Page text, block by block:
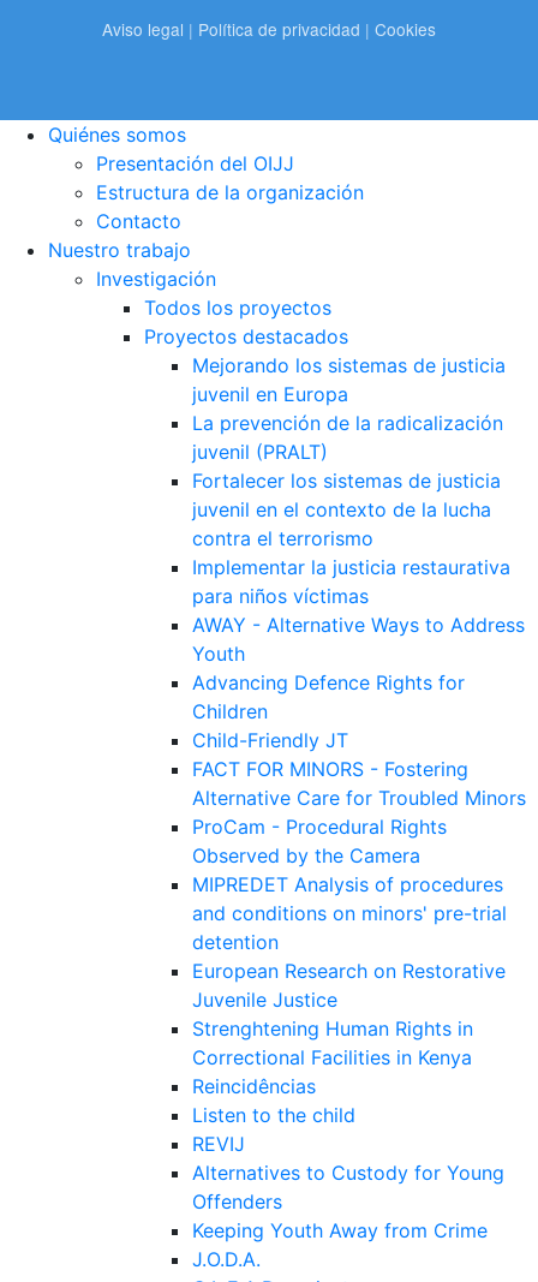
Aviso legal | Política de privacidad | Cookies
Quiénes somos
Presentación del OIJJ
Estructura de la organización
Contacto
Nuestro trabajo
Investigación
Todos los proyectos
Proyectos destacados
Mejorando los sistemas de justicia
juvenil en Europa
La prevención de la radicalización
juvenil (PRALT)
Fortalecer los sistemas de justicia
juvenil en el contexto de la lucha
contra el terrorismo
Implementar la justicia restaurativa
para niños víctimas
AWAY - Alternative Ways to Address
Youth
Advancing Defence Rights for
Children
Child-Friendly JT
FACT FOR MINORS - Fostering
Alternative Care for Troubled Minors
ProCam - Procedural Rights
Observed by the Camera
MIPREDET Analysis of procedures
and conditions on minors' pre-trial
detention
European Research on Restorative
Juvenile Justice
Strenghtening Human Rights in
Correctional Facilities in Kenya
Reincidências
Listen to the child
REVIJ
Alternatives to Custody for Young
Offenders
Keeping Youth Away from Crime
J.O.D.A.